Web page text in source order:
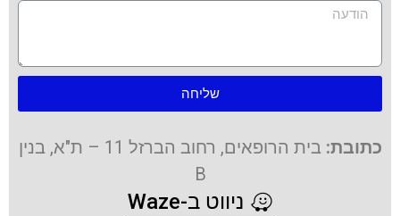
שליחה
כתובת:
בית הרופאים, רחוב הברזל 11 – ת"א, בנין
B
ניווט ב-Waze